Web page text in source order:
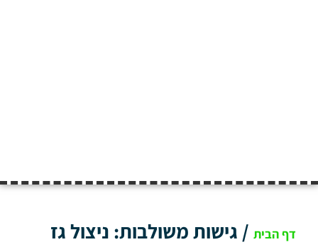
דף הבית / גישות משולבות: ניצול גז